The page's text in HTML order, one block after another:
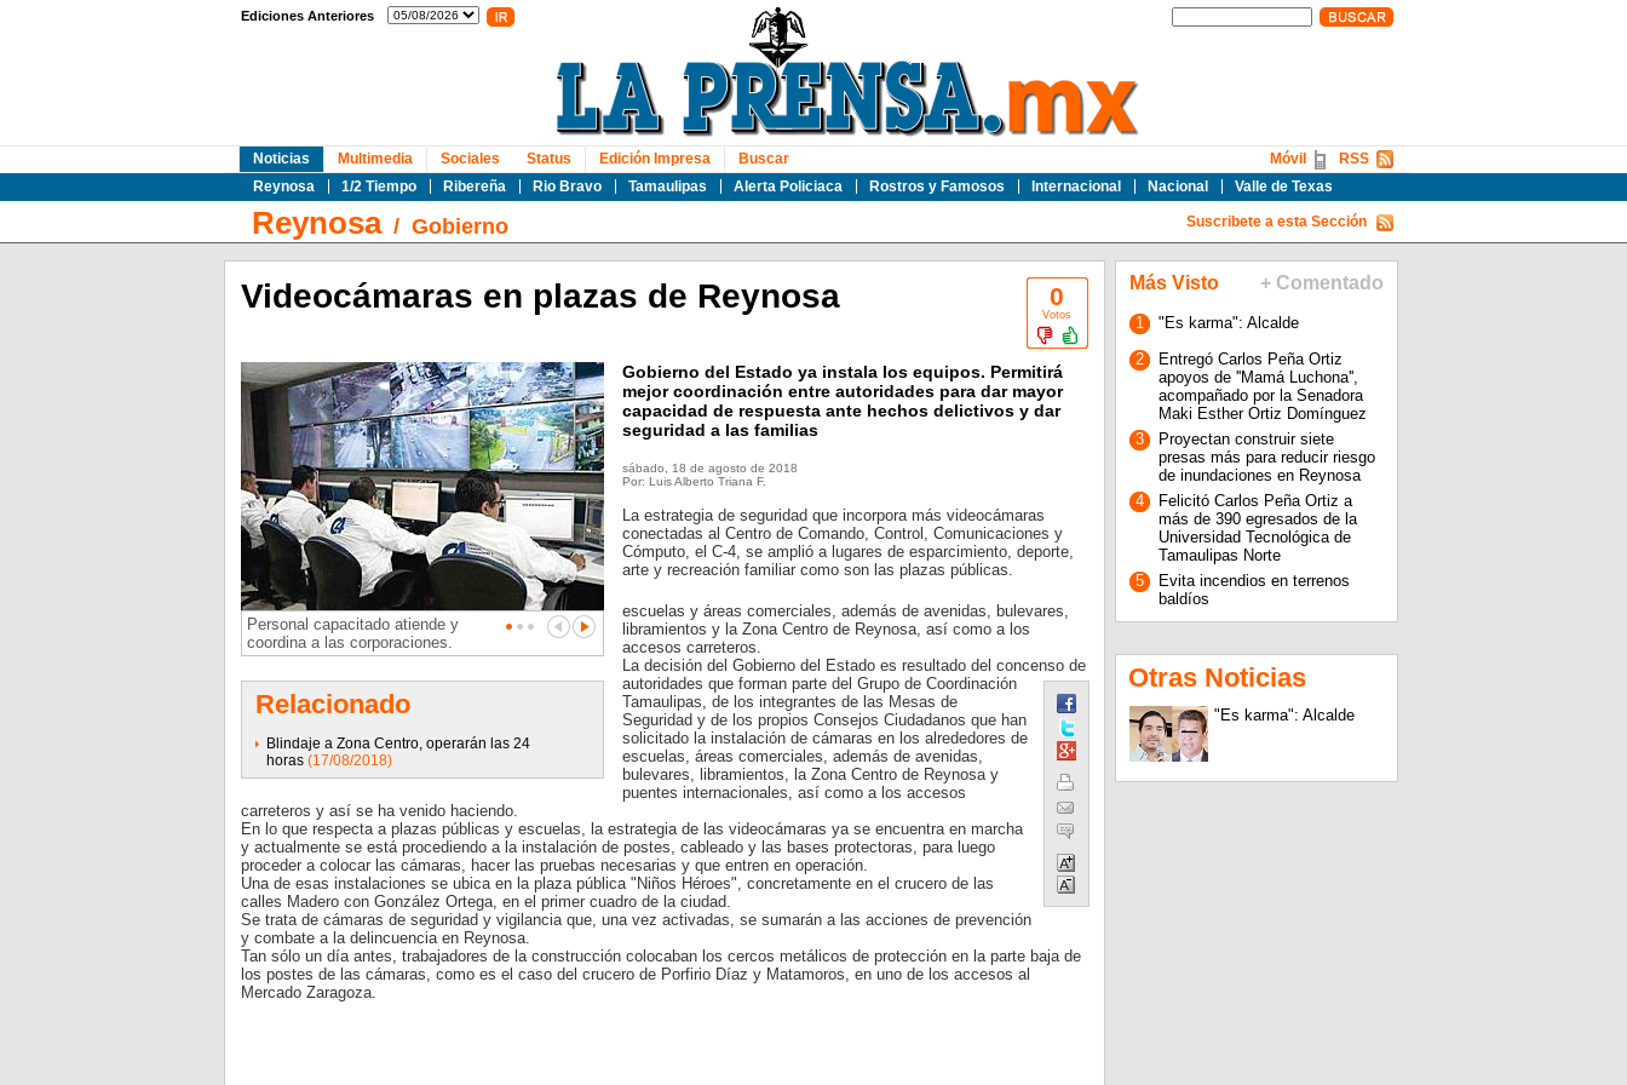
Ediciones Anteriores
Noticias
Reynosa
1/2 Tiempo Ribereña Rio Bravo Tamaulipas Alerta Policiaca Rostros y Famosos Internacional Nacional Valle de Texas
Multimedia Sociales Status Edición Impresa Buscar RSS
Móvil
Reynosa/ Gobierno Suscribete a esta Sección
0
Votos
Videocámaras en plazas de Reynosa
Personal capacitado atiende y
coordina a las corporaciones.
Relacionado
Blindaje a Zona Centro, operarán las 24
horas (17/08/2018)
Gobierno del Estado ya instala los equipos. Permitirá
mejor coordinación entre autoridades para dar mayor
capacidad de respuesta ante hechos delictivos y dar
seguridad a las familias
sábado, 18 de agosto de 2018
Por: Luis Alberto Triana F.
La estrategia de seguridad que incorpora más videocámaras
conectadas al Centro de Comando, Control, Comunicaciones y
Cómputo, el C-4, se amplió a lugares de esparcimiento, deporte,
arte y recreación familiar como son las plazas públicas.
escuelas y áreas comerciales, además de avenidas, bulevares,
libramientos y la Zona Centro de Reynosa, así como a los
accesos carreteros.
La decisión del Gobierno del Estado es resultado del concenso de
autoridades que forman parte del Grupo de Coordinación
Tamaulipas, de los integrantes de las Mesas de
Seguridad y de los propios Consejos Ciudadanos que han
solicitado la instalación de cámaras en los alrededores de
escuelas, áreas comerciales, además de avenidas,
bulevares, libramientos, la Zona Centro de Reynosa y
puentes internacionales, así como a los accesos
carreteros y así se ha venido haciendo.
En lo que respecta a plazas públicas y escuelas, la estrategia de las videocámaras ya se encuentra en marcha
y actualmente se está procediendo a la instalación de postes, cableado y las bases protectoras, para luego
proceder a colocar las cámaras, hacer las pruebas necesarias y que entren en operación.
Una de esas instalaciones se ubica en la plaza pública "Niños Héroes", concretamente en el crucero de las
calles Madero con González Ortega, en el primer cuadro de la ciudad.
Se trata de cámaras de seguridad y vigilancia que, una vez activadas, se sumarán a las acciones de prevención
y combate a la delincuencia en Reynosa.
Tan sólo un día antes, trabajadores de la construcción colocaban los cercos metálicos de protección en la parte baja de
los postes de las cámaras, como es el caso del crucero de Porfirio Díaz y Matamoros, en uno de los accesos al
Mercado Zaragoza.
Más Visto + Comentado
1
"Es karma": Alcalde
2
Entregó Carlos Peña Ortiz
apoyos de ''Mamá Luchona'',
acompañado por la Senadora
Maki Esther Ortiz Domínguez
3
Proyectan construir siete
presas más para reducir riesgo
de inundaciones en Reynosa
4
Felicitó Carlos Peña Ortiz a
más de 390 egresados de la
Universidad Tecnológica de
Tamaulipas Norte
5
Evita incendios en terrenos
baldíos
Otras Noticias
"Es karma": Alcalde